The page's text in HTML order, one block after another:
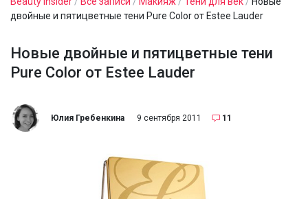
двойные и пятицветные тени Pure Color от Estee Lauder
Новые двойные и пятицветные тени
Pure Color от Estee Lauder
Юлия Гребенкина 9 сентября 2011 11